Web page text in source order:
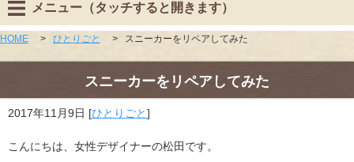
メニュー（タッチすると開きます）
HOME > ひとりごと > スニーカーをリペアしてみた
スニーカーをリペアしてみた
2017年11月9日 [ひとりごと]
こんにちは、女性デザイナーの松田です。